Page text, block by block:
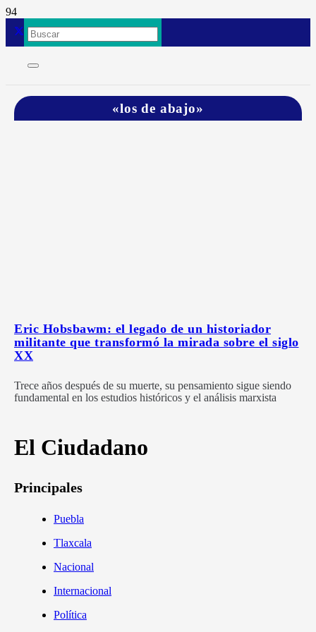
«los de abajo»
Eric Hobsbawm: el legado de un historiador
militante que transformó la mirada sobre el siglo
XX
Trece años después de su muerte, su pensamiento sigue siendo
fundamental en los estudios históricos y el análisis marxista
El Ciudadano
Principales
Puebla
Tlaxcala
Nacional
Internacional
Política